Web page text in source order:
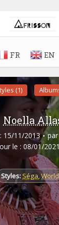
FR EN
(1)
Noella
15/11/2013 par
le : 08/01/
Styles: Séga,